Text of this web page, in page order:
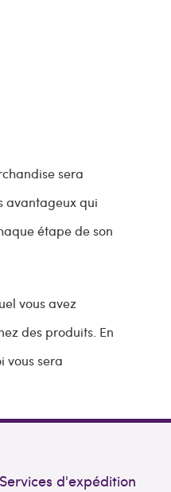
sera
avantageux qui
étape de son
vous avez
des produits. En
vous sera
Services d'expédition